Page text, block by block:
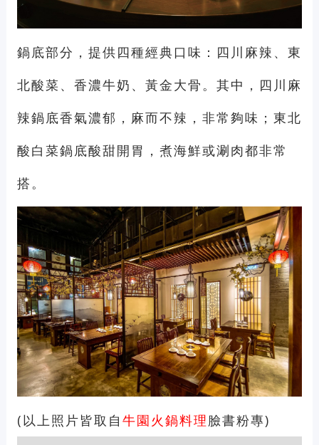
鍋底部分，提供四種經典口味：四川麻辣、東
北酸菜、香濃牛奶、黃金大骨。其中，四川麻
辣鍋底香氣濃郁，麻而不辣，非常夠味；東北
酸白菜鍋底酸甜開胃，煮海鮮或涮肉都非常
搭。
(以上照片皆取自 牛園火鍋料理臉書粉專)